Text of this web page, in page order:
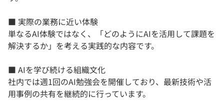
■ 実際の業務に近い体験
単なるAI体験ではなく、「どのようにAIを活用して課題を
解決するか」を考える実践的な内容です。
■ AIを学び続ける組織文化
社内では週1回のAI勉強会を開催しており、最新技術や活
用事例の共有を継続的に行っています。